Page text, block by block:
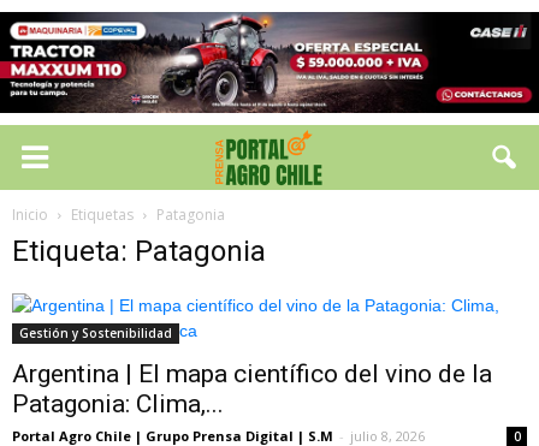
Inicio Etiquetas Patagonia
Etiqueta: Patagonia
Gestión y Sostenibilidad
Argentina | El mapa científico del vino de la
Patagonia: Clima,...
Portal Agro Chile | Grupo Prensa Digital | S.M - julio 8, 2026 0